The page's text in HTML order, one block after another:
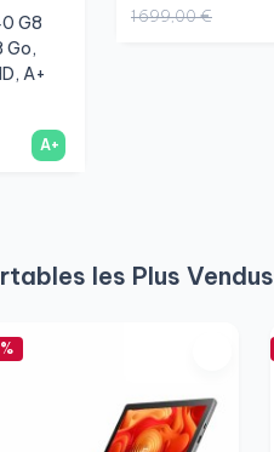
G8
Go,
A+
A+
1 699,00 €
les Plus Vendus